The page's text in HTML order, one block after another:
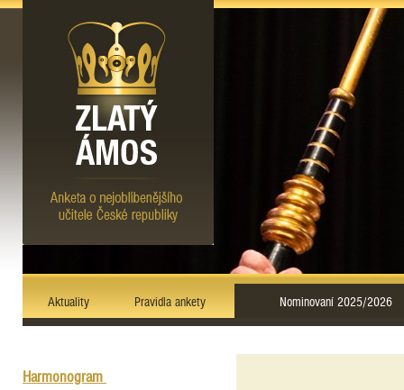
Aktuality Pravidla ankety Nominovaní 2025/2026
Harmonogram